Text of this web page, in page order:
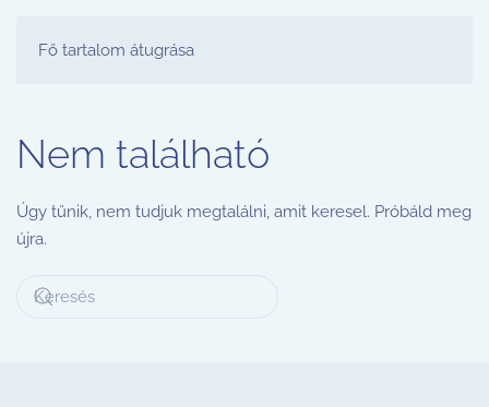
Fő tartalom átugrása
FESTŐ PARTY STÚDIÓ
Nem található
Úgy tűnik, nem tudjuk megtalálni, amit keresel. Próbáld meg
újra.